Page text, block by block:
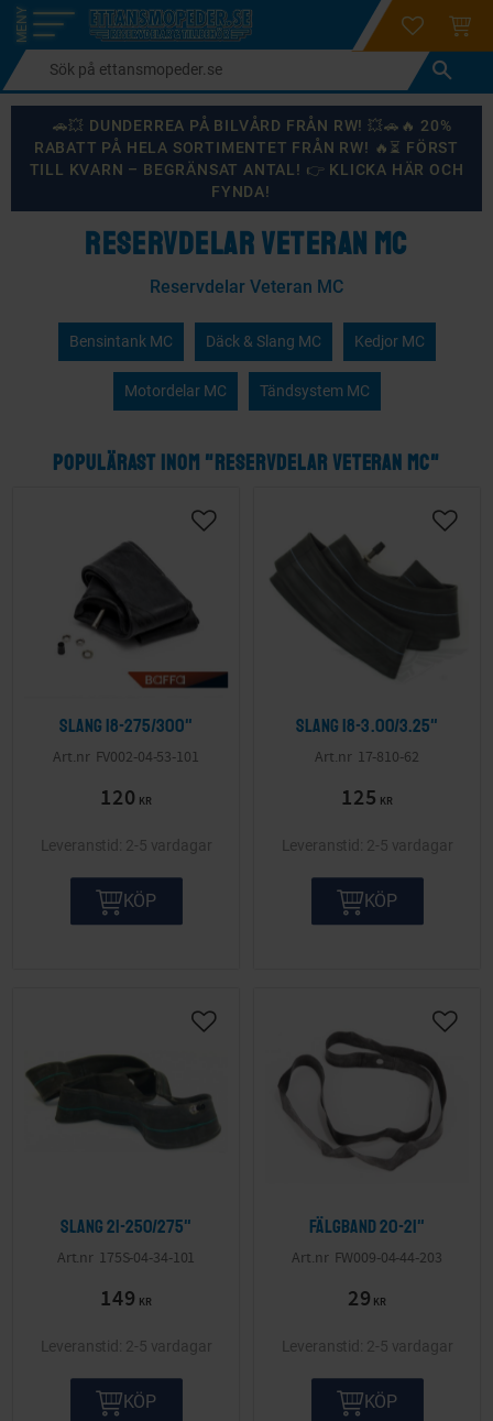
Meny
login
🚗💥 DUNDERREA PÅ BILVÅRD FRÅN RW! 💥🚗🔥 20%
RABATT PÅ HELA SORTIMENTET FRÅN RW! 🔥⏳ FÖRST
TILL KVARN – BEGRÄNSAT ANTAL! 👉 KLICKA HÄR OCH
FYNDA!
RESERVDELAR VETERAN MC
Reservdelar Veteran MC
Bensintank MC Däck & Slang MC Kedjor MC
Motordelar MC Tändsystem MC
POPULÄRAST INOM "RESERVDELAR VETERAN MC"
Slang 18-275/300"
FV002-04-53-101
120 KR
2-5 vardagar
KÖP
Slang 18-3.00/3.25"
17-810-62
125 KR
2-5 vardagar
KÖP
Slang 21-250/275"
175S-04-34-101
149 KR
2-5 vardagar
KÖP
Fälgband 20-21"
FW009-04-44-203
29 KR
2-5 vardagar
KÖP